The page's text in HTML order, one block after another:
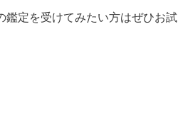
鑑定を受けてみたい方はぜひお試